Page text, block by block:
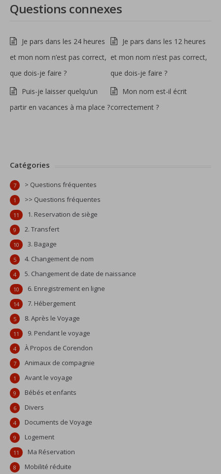
Questions connexes
Je pars dans les 24 heures
et mon nom n’est pas correct,
que dois-je faire ?
Je pars dans les 12 heures
et mon nom n’est pas correct,
que dois-je faire ?
Puis-je laisser quelqu’un
partir en vacances à ma place ?
Mon nom est-il écrit
correctement ?
Catégories
> Questions fréquentes
7
>> Questions fréquentes
1
1. Reservation de siège
11
2. Transfert
9
3. Bagage
10
4. Changement de nom
5
5. Changement de date de naissance
4
6. Enregistrement en ligne
10
7. Hébergement
14
8. Après le Voyage
5
9. Pendant le voyage
11
À Propos de Corendon
4
Animaux de compagnie
7
Avant le voyage
1
Bébés et enfants
9
Divers
6
Documents de Voyage
4
Logement
9
Ma Réservation
11
Mobilité réduite
8